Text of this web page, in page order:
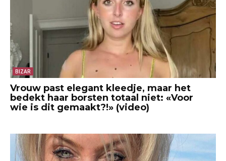
BIZAR
Vrouw past elegant kleedje, maar het
bedekt haar borsten totaal niet: «Voor
wie is dit gemaakt?!» (video)